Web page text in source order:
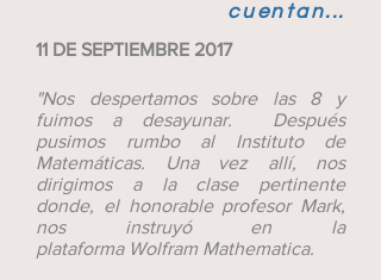
cuentan...
11 DE SEPTIEMBRE 2017
"Nos despertamos sobre las 8 y
fuimos a desayunar. Después
pusimos rumbo al Instituto de
Matemáticas. Una vez allí, nos
dirigimos a la clase pertinente
donde, el honorable profesor Mark,
nos instruyó en la
plataforma Wolfram Mathematica.